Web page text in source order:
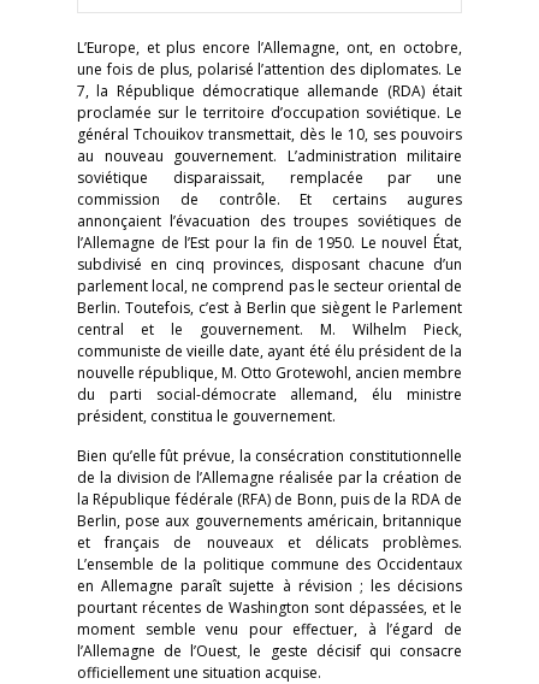
L’Europe, et plus encore l’Allemagne, ont, en octobre,
une fois de plus, polarisé l’attention des diplomates. Le
7, la République démocratique allemande (RDA) était
proclamée sur le territoire d’occupation soviétique. Le
général Tchouikov transmettait, dès le 10, ses pouvoirs
au nouveau gouvernement. L’administration militaire
soviétique disparaissait, remplacée par une
commission de contrôle. Et certains augures
annonçaient l’évacuation des troupes soviétiques de
l’Allemagne de l’Est pour la fin de 1950. Le nouvel État,
subdivisé en cinq provinces, disposant chacune d’un
parlement local, ne comprend pas le secteur oriental de
Berlin. Toutefois, c’est à Berlin que siègent le Parlement
central et le gouvernement. M. Wilhelm Pieck,
communiste de vieille date, ayant été élu président de la
nouvelle république, M. Otto Grotewohl, ancien membre
du parti social-démocrate allemand, élu ministre
président, constitua le gouvernement.
Bien qu’elle fût prévue, la consécration constitutionnelle
de la division de l’Allemagne réalisée par la création de
la République fédérale (RFA) de Bonn, puis de la RDA de
Berlin, pose aux gouvernements américain, britannique
et français de nouveaux et délicats problèmes.
L’ensemble de la politique commune des Occidentaux
en Allemagne paraît sujette à révision ; les décisions
pourtant récentes de Washington sont dépassées, et le
moment semble venu pour effectuer, à l’égard de
l’Allemagne de l’Ouest, le geste décisif qui consacre
officiellement une situation acquise.